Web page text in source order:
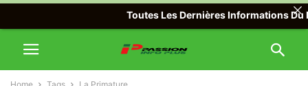
Toutes Les Dernières Informations